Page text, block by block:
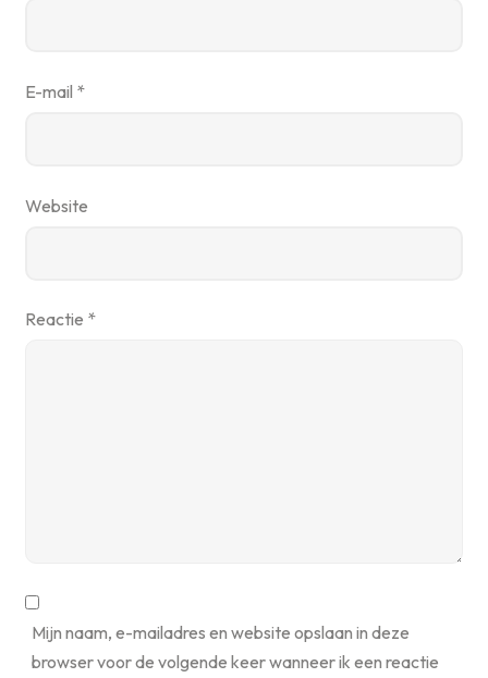
E-mail *
Website
Reactie *
Mijn naam, e-mailadres en website opslaan in deze
browser voor de volgende keer wanneer ik een reactie